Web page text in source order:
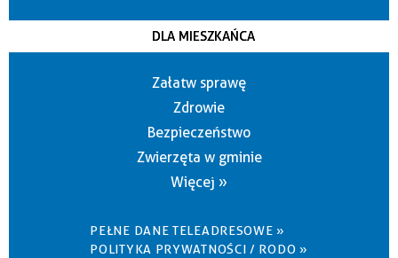
DLA MIESZKAŃCA
Załatw sprawę
Zdrowie
Bezpieczeństwo
Zwierzęta w gminie
Więcej »
PEŁNE DANE TELEADRESOWE »
POLITYKA PRYWATNOŚCI / RODO »